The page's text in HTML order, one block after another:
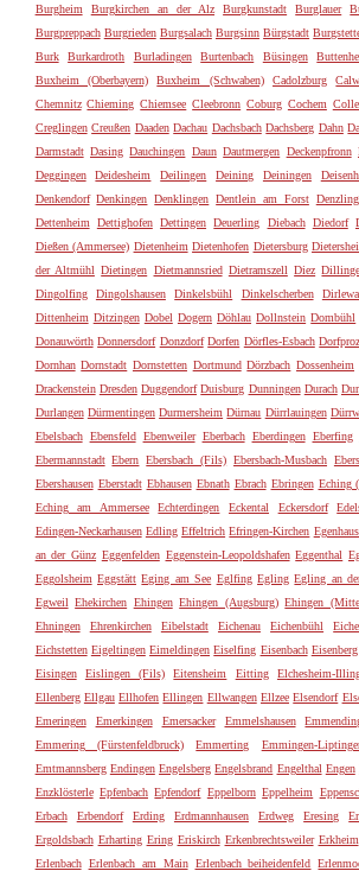
Burgheim
Burgkirchen an der Alz Burgkunstadt Burglauer
Burgpreppach Burgrieden Burgsalach Burgsinn Bürgstadt
Burk
Burkardroth Burladingen Burtenbach Büsingen
Buxheim (Oberbayern)
Buxheim (Schwaben) Cadolzburg Calw
Chemnitz Chieming Chiemsee Cleebronn Coburg Cochem
Creglingen Creußen Daaden Dachau Dachsbach Dachsberg Dahn
Darmstadt Dasing Dauchingen Daun Dautmergen Deckenpfronn
Deggingen
Deidesheim Deilingen Deining Deiningen
Denkendorf Denkingen Denklingen Dentlein am Forst
Dettenheim
Dettighofen Dettingen Deuerling Diebach Diedorf
Dießen (Ammersee) Dietenheim Dietenhofen Dietersburg
der Altmühl Dietingen Dietmannsried Dietramszell Diez
Dingolfing
Dingolshausen Dinkelsbühl Dinkelscherben
Dittenheim Ditzingen Dobel Dogern Döhlau Dollnstein Dombühl
Donauwörth Donnersdorf Donzdorf Dorfen Dörfles-Esbach
Dornhan Dornstadt Dornstetten Dortmund Dörzbach Dossenheim
Drackenstein Dresden Duggendorf Duisburg Dunningen Durach
Durlangen Dürmentingen Durmersheim Dürnau Dürrlauingen
Ebelsbach Ebensfeld Ebenweiler Eberbach Eberdingen Eberfing
Ebermannstadt Ebern Ebersbach (Fils) Ebersbach-Musbach
Ebershausen Eberstadt Ebhausen Ebnath Ebrach Ebringen Eching
Eching am Ammersee
Echterdingen Eckental Eckersdorf
Edingen-Neckarhausen Edling Effeltrich Efringen-Kirchen
an der Günz Eggenfelden Eggenstein-Leopoldshafen Eggenthal
Eggolsheim Eggstätt Eging am See Eglfing Egling Egling an
Egweil Ehekirchen Ehingen Ehingen (Augsburg) Ehingen
Ehningen
Ehrenkirchen Eibelstadt Eichenau Eichenbühl
Eichstetten Eigeltingen Eimeldingen Eiselfing Eisenbach Eisenberg
Eisingen
Eislingen (Fils) Eitensheim Eitting Elchesheim-
Ellenberg Ellgau Ellhofen Ellingen Ellwangen Ellzee Elsendorf
Emeringen
Emerkingen Emersacker Emmelshausen
Emmering (Fürstenfeldbruck)
Emmerting Emmingen-
Emtmannsberg Endingen Engelsberg Engelsbrand Engelthal Engen
Enzklösterle Epfenbach Epfendorf Eppelborn Eppelheim
Erbach
Erbendorf Erding Erdmannhausen Erdweg Eresing
Ergoldsbach Erharting Ering Eriskirch Erkenbrechtsweiler Erkheim
Erlenbach Erlenbach am Main Erlenbach beiheidenfeld